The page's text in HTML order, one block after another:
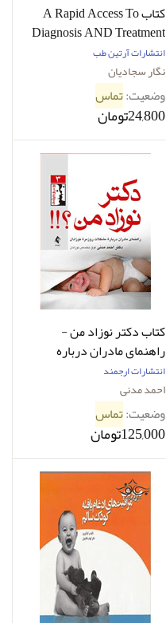
کتاب A Rapid Access To
Diagnosis AND Treatment
OF Common Neonatal
Diseases-نویسنده نگار
سجادیان
انتشارات آرتین طب
نگار سجادیان
وضعیت:تماس
24,800تومان
کتاب دکتر نوزاد من -
راهنمای مادران درباره
مشکلات روزمره نوزادان-
نویسنده احمد مدنی
انتشارات ارجمند
احمد مدنی
وضعیت:تماس
125,000تومان